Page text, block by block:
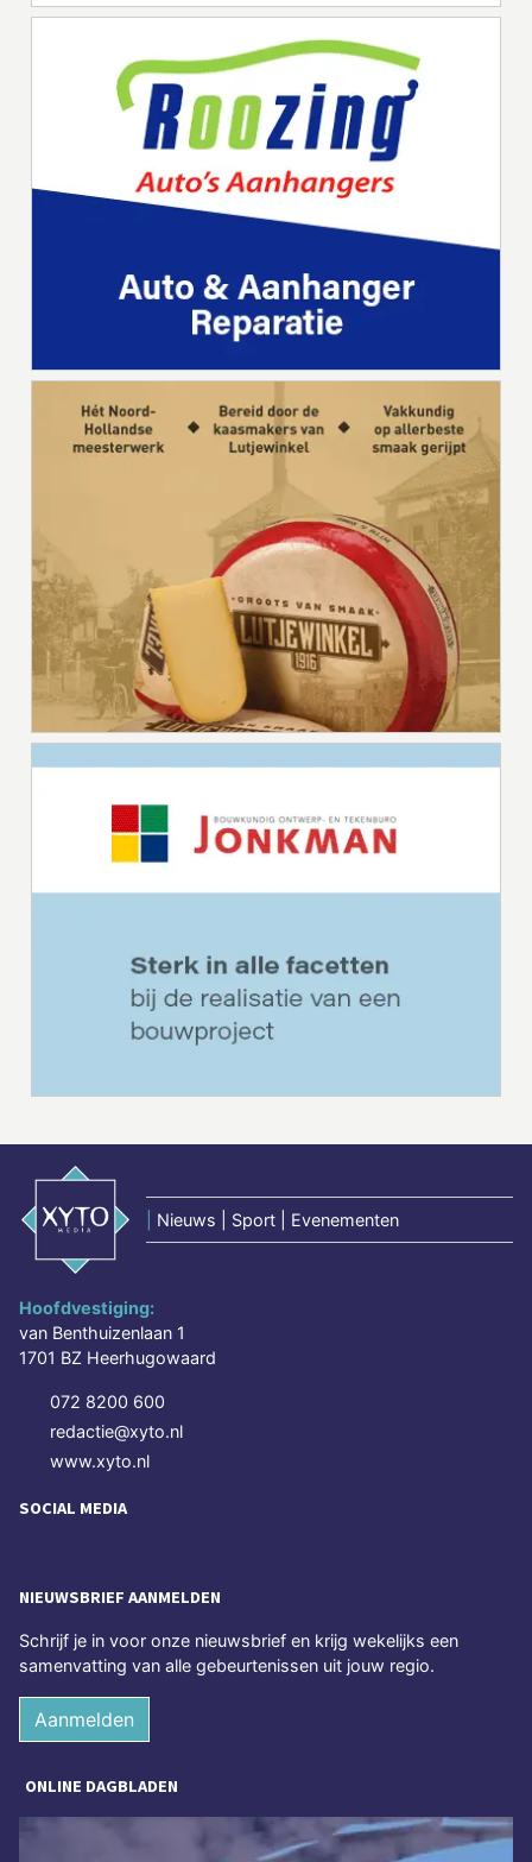
Nieuws | Sport | Evenementen
Hoofdvestiging:
van Benthuizenlaan 1
1701 BZ Heerhugowaard
072 8200 600
redactie@xyto.nl
www.xyto.nl
SOCIAL MEDIA
NIEUWSBRIEF AANMELDEN
Schrijf je in voor onze nieuwsbrief en krijg wekelijks een
samenvatting van alle gebeurtenissen uit jouw regio.
Aanmelden
ONLINE DAGBLADEN